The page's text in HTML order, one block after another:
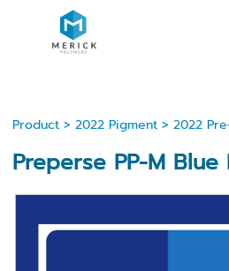
Product> 2022 Pigment> 2022
Preperse PP-M Blue